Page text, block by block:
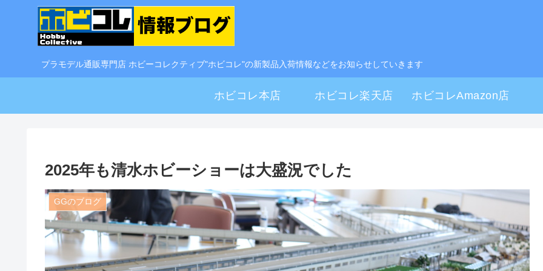
プラモデル通販専門店 ホビーコレクティブ"ホビコレ"の新製品入荷情報などをお知らせしていきます
ホビコレ本店 ホビコレ楽天店 ホビコレAmazon店
2025年も清水ホビーショーは大盛況でした
GGのブログ